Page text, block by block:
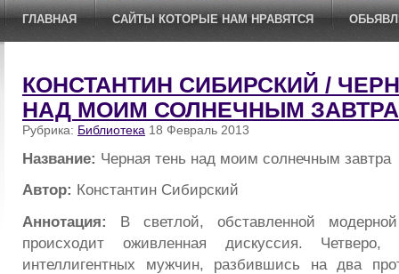
ГЛАВНАЯ САЙТЫ КОТОРЫЕ НАМ НРАВЯТСЯ
КОНСТАНТИН СИБИРСКИЙ /
НАД МОИМ СОЛНЕЧНЫМ ЗАВТРА
Рубрика: Библиотека 18 Февраль 2013
Название: Черная тень над моим солнечным завтра
Автор: Константин Сибирский
Аннотация: В светлой, обставленной
происходит оживленная дискуссия. Четверо,
интеллигентных мужчин, разбившись на два